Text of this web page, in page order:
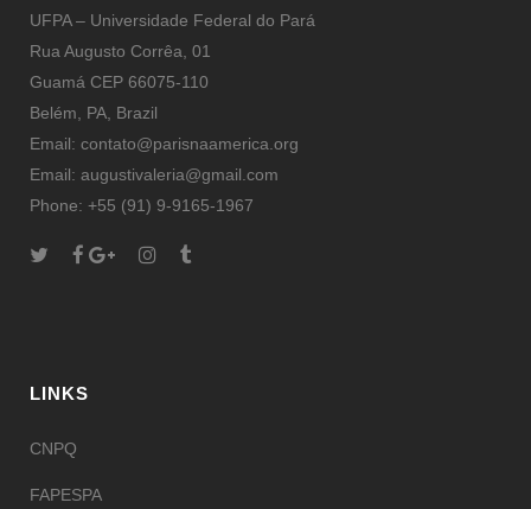
UFPA – Universidade Federal do Pará
Rua Augusto Corrêa, 01
Guamá CEP 66075-110
Belém, PA, Brazil
Email: contato@parisnaamerica.org
Email: augustivaleria@gmail.com
Phone: +55 (91) 9-9165-1967
LINKS
CNPQ
FAPESPA